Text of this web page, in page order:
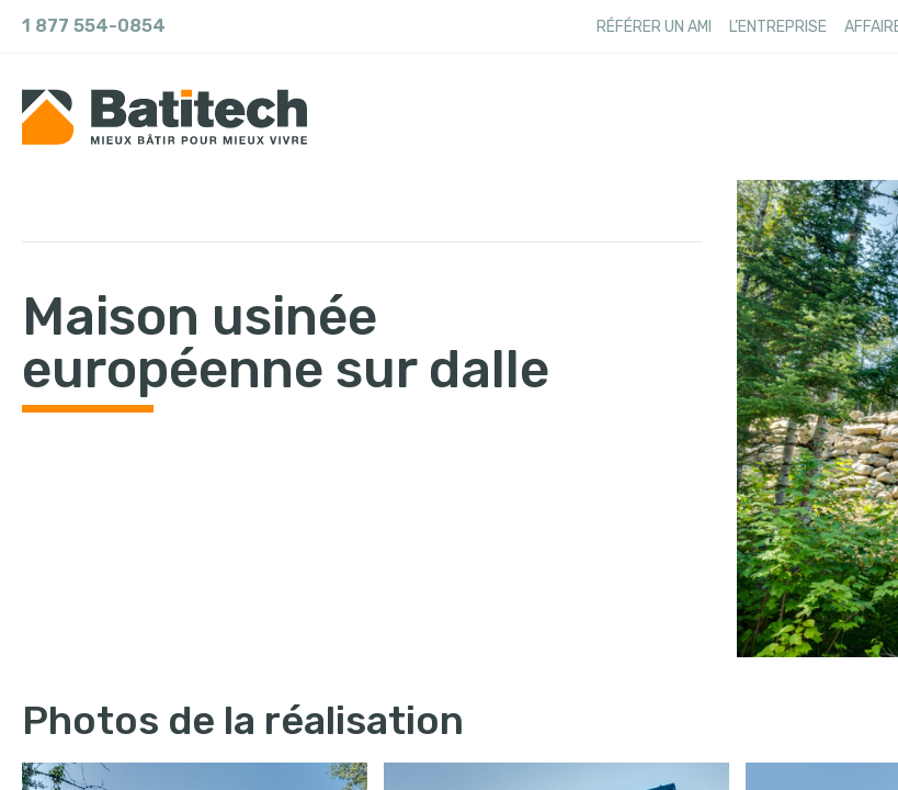
1 877 554-0854 RÉFÉRER UN AMI L’ENTREPRISE
Maison usinée
européenne sur dalle
Photos de la réalisation